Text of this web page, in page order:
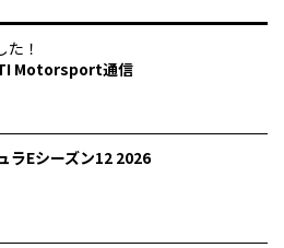
た！
Motorsport通信
ラEシーズン12 2026